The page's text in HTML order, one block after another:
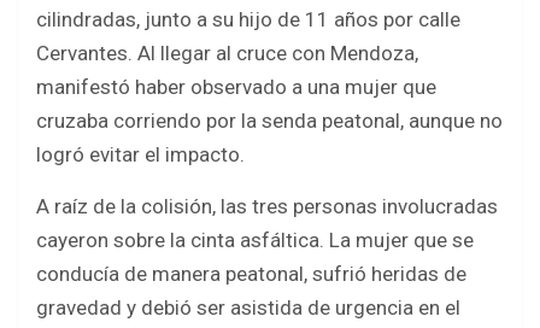
cilindradas, junto a su hijo de 11 años por calle
Cervantes. Al llegar al cruce con Mendoza,
manifestó haber observado a una mujer que
cruzaba corriendo por la senda peatonal, aunque no
logró evitar el impacto.
A raíz de la colisión, las tres personas involucradas
cayeron sobre la cinta asfáltica. La mujer que se
conducía de manera peatonal, sufrió heridas de
gravedad y debió ser asistida de urgencia en el